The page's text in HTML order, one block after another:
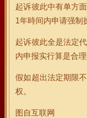
起诉彼此中有单方
1年時间内申请强制
起诉彼此全是法定
内申报实行算是合理
假如超出法定期限
权。
图自互联网